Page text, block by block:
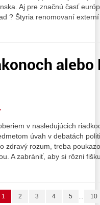
Aj pre značnú časť
? Štyria renomovaní
alebo
v nasledujúcich
úvah v debatách
zdravý rozum, treba
A zabrániť, aby si rôzni
1 2 3 4 5 ... 10